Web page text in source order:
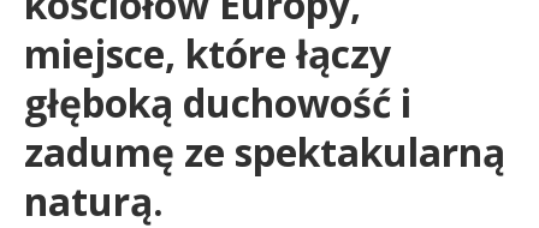
miejsce, które łączy
głęboką duchowość i
zadumę ze spektakularną
naturą.